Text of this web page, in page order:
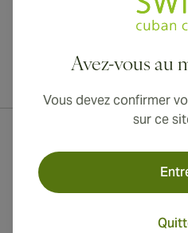
Avez-vous au
Vous devez confirmer
sur ce
Livraison internationale